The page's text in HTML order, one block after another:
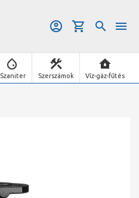
Szaniter Szerszámok Víz-gáz-fűtés